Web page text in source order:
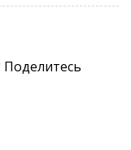
мощного
строем.
щуки.
Поделитесь